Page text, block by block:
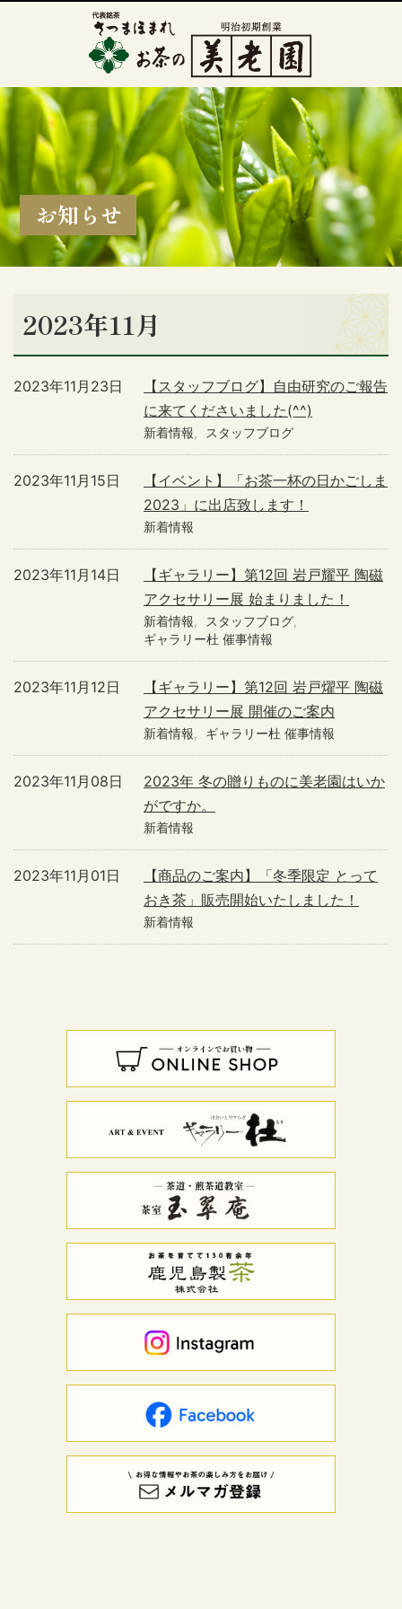
お知らせ
2023年11月
【スタッフブログ】自由研究のご報告
に来てくださいました(^^)
2023年11月23日
新着情報 スタッフブログ
【イベント】「お茶一杯の日かごしま
2023」に出店致します！
2023年11月15日
新着情報
【ギャラリー】第12回 岩戸耀平 陶磁
アクセサリー展 始まりました！
2023年11月14日
新着情報
スタッフブログ
ギャラリー杜 催事情報
【ギャラリー】第12回 岩戸燿平 陶磁
アクセサリー展 開催のご案内
2023年11月12日
新着情報 ギャラリー杜 催事情報
2023年 冬の贈りものに美老園はいか
がですか。
2023年11月08日
新着情報
【商品のご案内】「冬季限定 とって
おき茶」販売開始いたしました！
2023年11月01日
新着情報